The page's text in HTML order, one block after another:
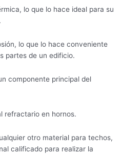
lo que lo hace ideal para su
lo que lo hace conveniente
partes de un edificio.
componente principal del
refractario en hornos.
otro material para techos,
calificado para realizar la